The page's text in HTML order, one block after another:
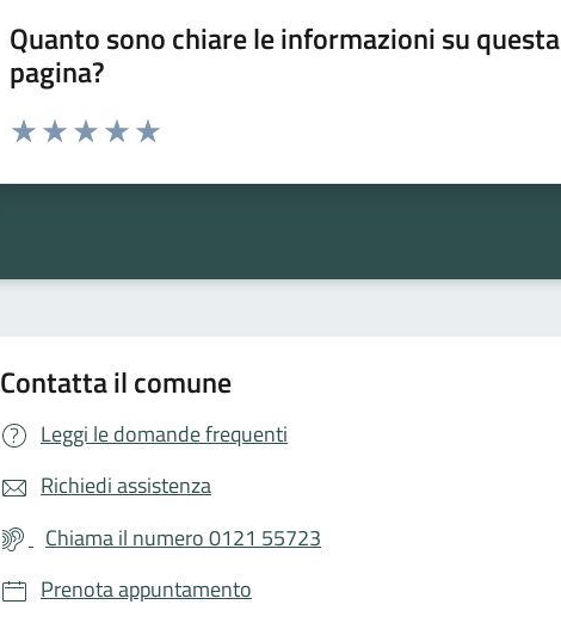
Quanto sono chiare le informazioni su questa
pagina?
Valuta da 1 a 5 stelle la pagina
Contatta il comune
Leggi le domande frequenti
Richiedi assistenza
Chiama il numero 0121 55723
Prenota appuntamento